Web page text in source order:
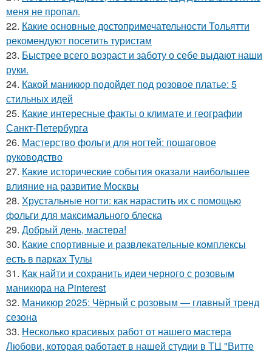
меня не пропал.
22. Какие основные достопримечательности Тольятти
рекомендуют посетить туристам
23. Быстрее всего возраст и заботу о себе выдают наши
руки.
24. Какой маникюр подойдет под розовое платье: 5
стильных идей
25. Какие интересные факты о климате и географии
Санкт-Петербурга
26. Мастерство фольги для ногтей: пошаговое
руководство
27. Какие исторические события оказали наибольшее
влияние на развитие Москвы
28. Хрустальные ногти: как нарастить их с помощью
фольги для максимального блеска
29. Добрый день, мастера!
30. Какие спортивные и развлекательные комплексы
есть в парках Тулы
31. Как найти и сохранить идеи черного с розовым
маникюра на Pinterest
32. Маникюр 2025: Чёрный с розовым — главный тренд
сезона
33. Несколько красивых работ от нашего мастера
Любови, которая работает в нашей студии в ТЦ "Витте